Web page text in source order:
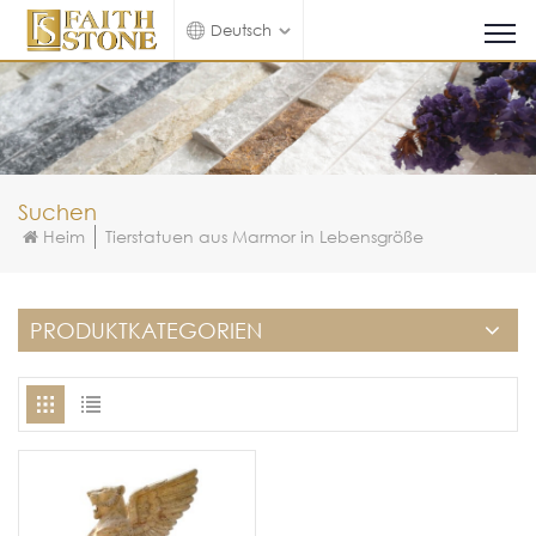
Deutsch
Suchen
Heim Tierstatuen aus Marmor in Lebensgröße
PRODUKTKATEGORIEN